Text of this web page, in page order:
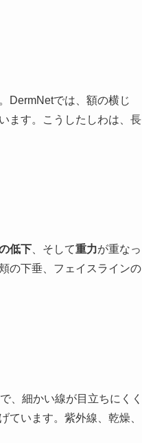
DermNetでは、額の横じ
ます。こうしたしわは、長
低下 、そして重力が重なっ
の下垂、フェイスラインの
、細かい線が目立ちにくく
ています。紫外線、乾燥、